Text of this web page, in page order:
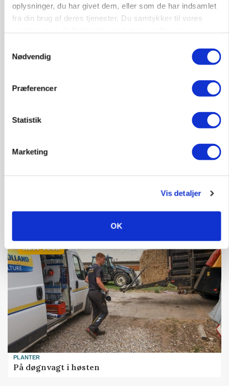
oplysninger, du har givet dem, eller som de har indsamlet
fra din brug af deres tjenester. Du samtykker til vores
Nødvendig
Præferencer
Statistik
Marketing
Vis detaljer
OK
KVÆG
beskeden start til store drømme
HØST-TOUR
PLANTER
På døgnvagt i høsten